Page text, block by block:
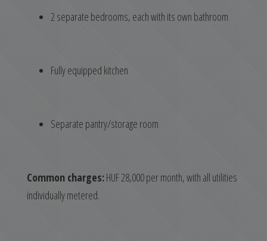
2 separate bedrooms, each with its own bathroom
Fully equipped kitchen
Separate pantry/storage room
Common charges:HUF 28,000 per month, with all utilities
individually metered.